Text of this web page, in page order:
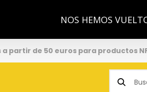
NOS HEMOS
partir de 50 euros para productos